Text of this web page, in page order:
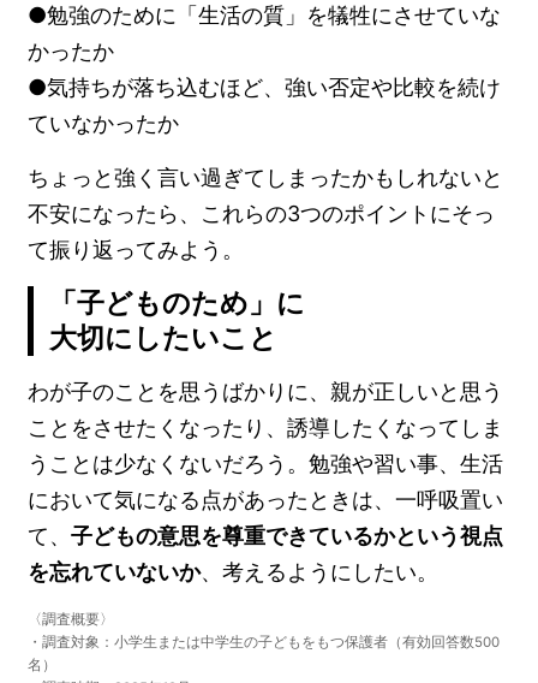
●勉強のために「生活の質」を犠牲にさせていな
かったか
●気持ちが落ち込むほど、強い否定や比較を続け
ていなかったか
ちょっと強く言い過ぎてしまったかもしれないと
不安になったら、これらの3つのポイントにそっ
て振り返ってみよう。
「子どものため」に
大切にしたいこと
わが子のことを思うばかりに、親が正しいと思う
ことをさせたくなったり、誘導したくなってしま
うことは少なくないだろう。勉強や習い事、生活
において気になる点があったときは、一呼吸置い
て、子どもの意思を尊重できているかという視点
を忘れていないか、考えるようにしたい。
〈調査概要〉
・調査対象：小学生または中学生の子どもをもつ保護者（有効回答数500
名）